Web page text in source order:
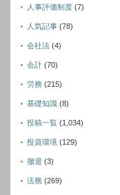
人事評価制度 (7)
人気記事 (78)
会社法 (4)
会計 (70)
労務 (215)
基礎知識 (8)
投稿一覧 (1,034)
投資環境 (129)
撤退 (3)
法務 (269)